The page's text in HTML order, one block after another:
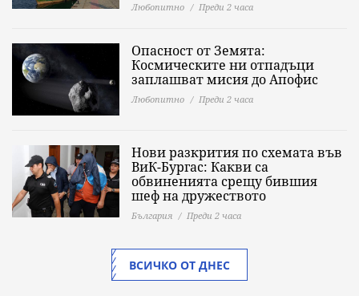
Любопитно Преди 2 часа
Опасност от Земята:
Космическите ни отпадъци
заплашват мисия до Апофис
Любопитно Преди 2 часа
Нови разкрития по схемата във
ВиК-Бургас: Какви са
обвиненията срещу бившия
шеф на дружеството
България Преди 2 часа
ВСИЧКО ОТ ДНЕС